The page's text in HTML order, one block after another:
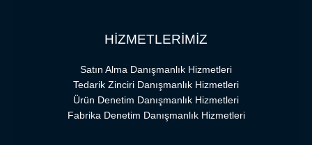
HİZMETLERİMİZ
Satın Alma Danışmanlık Hizmetleri
Tedarik Zinciri Danışmanlık Hizmetleri
Ürün Denetim Danışmanlık Hizmetleri
Fabrika Denetim Danışmanlık Hizmetleri